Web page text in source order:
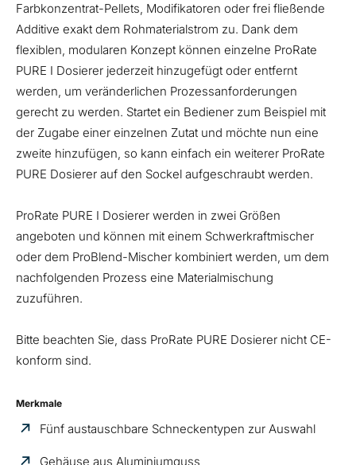
Farbkonzentrat-Pellets, Modifikatoren oder frei fließende
Additive exakt dem Rohmaterialstrom zu. Dank dem
flexiblen, modularen Konzept können einzelne ProRate
PURE I Dosierer jederzeit hinzugefügt oder entfernt
werden, um veränderlichen Prozessanforderungen
gerecht zu werden. Startet ein Bediener zum Beispiel mit
der Zugabe einer einzelnen Zutat und möchte nun eine
zweite hinzufügen, so kann einfach ein weiterer ProRate
PURE Dosierer auf den Sockel aufgeschraubt werden.
ProRate PURE I Dosierer werden in zwei Größen
angeboten und können mit einem Schwerkraftmischer
oder dem ProBlend-Mischer kombiniert werden, um dem
nachfolgenden Prozess eine Materialmischung
zuzuführen.
Bitte beachten Sie, dass ProRate PURE Dosierer nicht CE-
konform sind.
Merkmale
Fünf austauschbare Schneckentypen zur Auswahl
Gehäuse aus Aluminiumguss